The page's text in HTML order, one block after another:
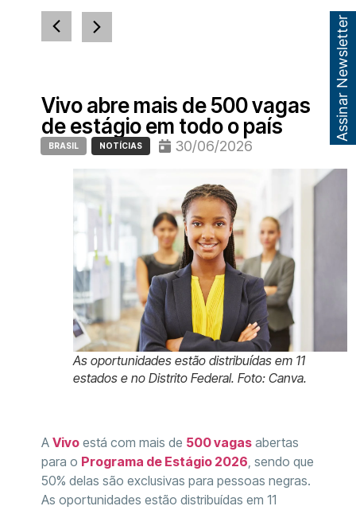
Vivo abre mais de 500 vagas
de estágio em todo o país
BRASIL NOTÍCIAS 30/06/2026
As oportunidades estão distribuídas em 11
estados e no Distrito Federal. Foto: Canva.
A Vivo está com mais de 500 vagasabertas
para o Programa de Estágio 2026, sendo que
50% delas são exclusivas para pessoas negras.
As oportunidades estão distribuídas em 11
Assinar Newsletter